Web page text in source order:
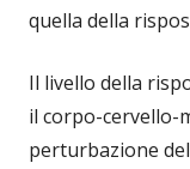
quella della
Il livello della
il corpo-cervello-
perturbazione